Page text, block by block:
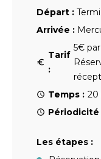
Départ :
Arrivée :
Tarif
:
5€
Temps : 20
Périodicité
Les étapes :